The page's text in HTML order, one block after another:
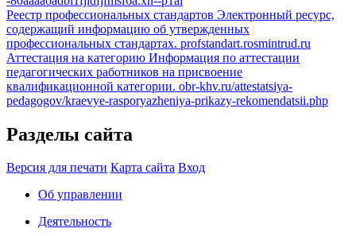
Реестр профессиональных стандартов Электронный ресурс,
содержащий информацию об утвержденных
профессиональных стандартах. profstandart.rosmintrud.ru
Аттестация на категорию Информация по аттестации
педагогических работников на присвоение
квалификационной категории. obr-khv.ru/attestatsiya-
pedagogov/kraevye-rasporyazheniya-prikazy-rekomendatsii.php
Разделы сайта
Версия для печати Карта сайта Вход
Об управлении
Деятельность